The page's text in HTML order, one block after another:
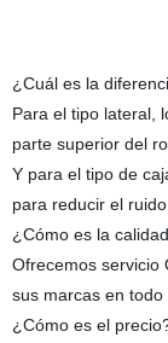
¿Cuál es la
Para el tipo lateral,
parte superior del
Y para el tipo de
para reducir el
¿Cómo es la
Ofrecemos servicio
sus marcas en todo
¿Cómo es el